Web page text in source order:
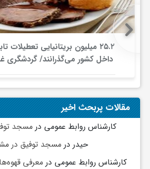
۲۵.۲ میلیون بریتانیایی تعطیلات
داخل کشور می‌گذرانند/ گردشگری
جدید سفرهای داخلی
مقالات پربحث اخیر
کارشناس روابط عمومی در مسجد
حیدر درمسجد توفیق در
کارشناس روابط عمومی درمعرفی